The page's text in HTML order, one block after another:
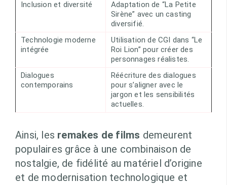
Inclusion et diversité
Adaptation de “La Petite
Sirène” avec un casting
diversifié.
Technologie moderne
intégrée
Utilisation de CGI dans “Le
Roi Lion” pour créer des
personnages réalistes.
Dialogues
contemporains
Réécriture des dialogues
pour s’aligner avec le
jargon et les sensibilités
actuelles.
Ainsi, les remakes de films demeurent
populaires grâce à une combinaison de
nostalgie, de fidélité au matériel d’origine
et de modernisation technologique et